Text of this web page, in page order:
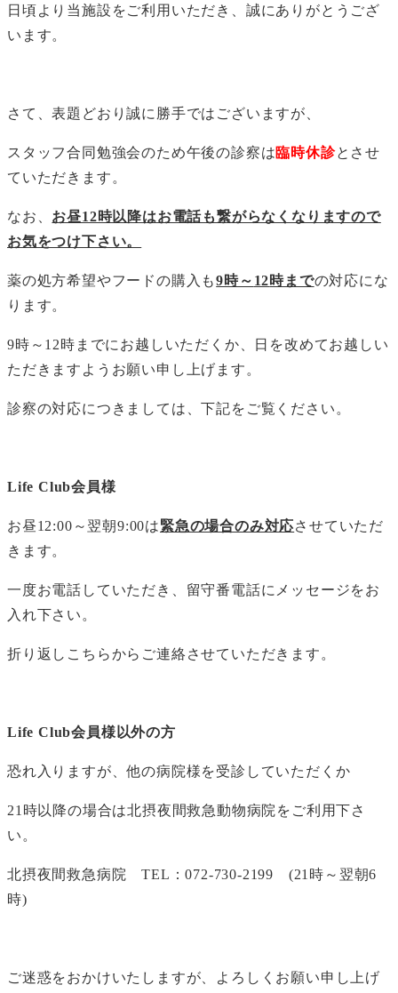
日頃より当施設をご利用いただき、誠にありがとうござ
います。
さて、表題どおり誠に勝手ではございますが、
スタッフ合同勉強会のため午後の診察は臨時休診とさせ
ていただきます。
なお、 お昼12時以降はお電話も繋がらなくなりますので
お気をつけ下さい。
薬の処方希望やフードの購入も9時～ 12時までの対応にな
ります。
9時～12時までにお越しいただくか、日を改めてお越しい
ただきますようお願い申し上げます。
診察の対応につきましては、下記をご覧ください。
Life Club会員様
お昼12:00～翌朝9:00は緊急の場合のみ対応させていただ
きます。
一度お電話していただき、留守番電話にメッセージをお
入れ下さい。
折り返しこちらからご連絡させていただきます。
Life Club会員様以外の方
恐れ入りますが、他の病院様を受診していただくか
21時以降の場合は北摂夜間救急動物病院をご利用下さ
い。
北摂夜間救急病院 TEL：072-730-2199 (21時～翌朝6
時)
ご迷惑をおかけいたしますが、よろしくお願い申し上げ